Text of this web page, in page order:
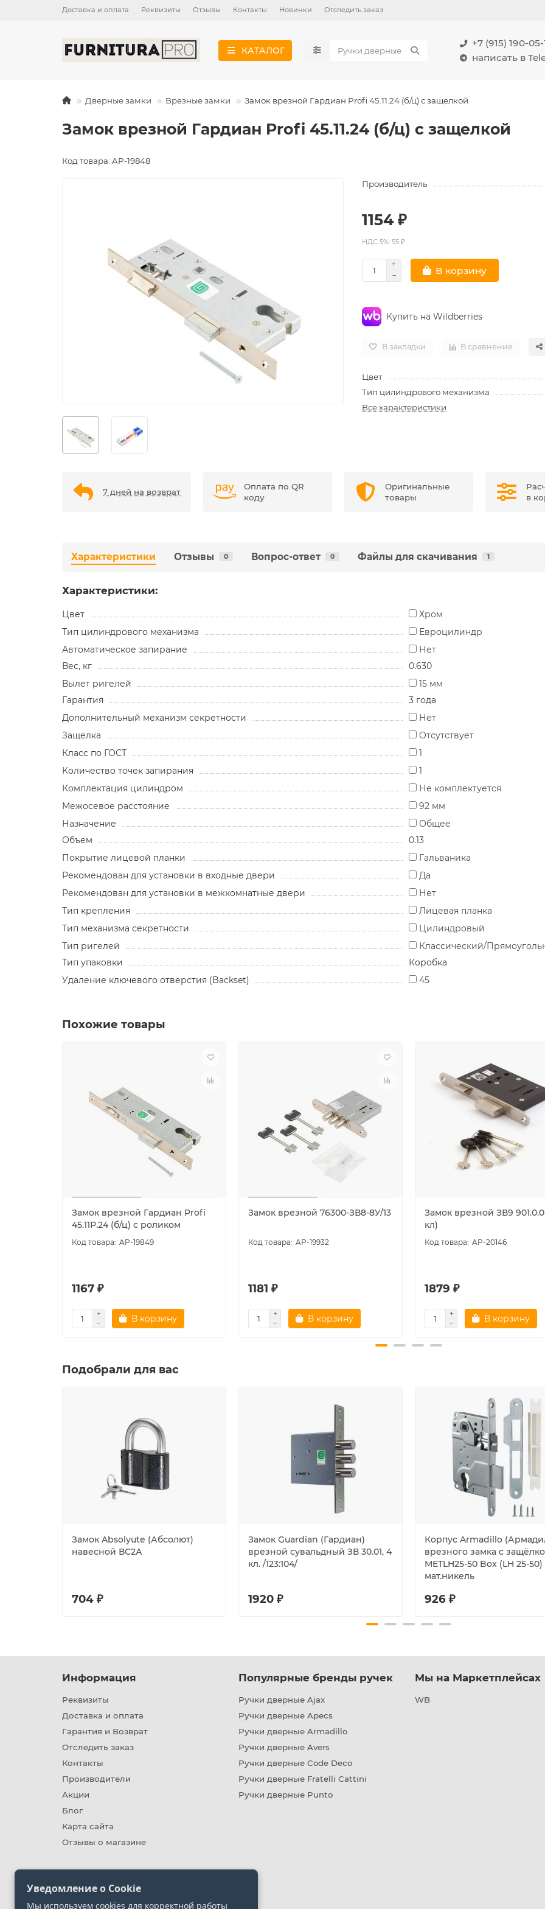
Доставка и оплата Реквизиты Отзывы Контакты Новинки Отследить заказ
КАТАЛОГ
+7 (915) 190-05-
написать в
Дверные замки Врезные замки Замок врезной Гардиан Profi 45.11.24 (б/ц) с защелкой
Замок врезной Гардиан Profi 45.11.24 (б/ц) с защелкой
Код товара: AP-19848
Производитель
1154 ₽
НДС 5%: 55 ₽
В корзину
Купить на Wildberries
В закладки В сравнение
Цвет
Тип цилиндрового механизма
Все характеристики
7 дней на возврат
Оплата по QR
коду
Оригинальные
товары
в
Характеристики Отзывы 0 Вопрос-ответ 0 Файлы для скачивания 1
Характеристики:
Цвет
Хром
Тип цилиндрового механизма
Евроцилиндр
Автоматическое запирание
Нет
Вес, кг
0.630
Вылет ригелей
15 мм
Гарантия
3 года
Дополнительный механизм секретности
Нет
Защелка
Отсутствует
Класс по ГОСТ
1
Количество точек запирания
1
Комплектация цилиндром
Не комплектуется
Межосевое расстояние
92 мм
Назначение
Общее
Объем
0.13
Покрытие лицевой планки
Гальваника
Рекомендован для установки в входные двери
Да
Рекомендован для установки в межкомнатные двери
Нет
Тип крепления
Лицевая планка
Тип механизма секретности
Цилиндровый
Тип ригелей
Классический/
Тип упаковки
Коробка
Удаление ключевого отверстия (Backset)
45
Похожие товары
Замок врезной Гардиан Profi
45.11Р.24 (б/ц) с роликом
AP-19849
1167 ₽
В корзину
Замок врезной 76300-ЗВ8-8У/13
AP-19932
1181 ₽
В корзину
Замок врезной ЗВ9
кл)
AP-20146
1879 ₽
В корзину
Подобрали для вас
Замок Absolyute (Абсолют)
навесной ВС2А
704 ₽
Замок Guardian (Гардиан)
врезной сувальдный ЗВ 30.01, 4
кл. /123:104/
1920 ₽
Корпус Armadillo
врезного замка c
METLH25-50 Box (LH 25-50)
мат.никель
926 ₽
Информация
Реквизиты
Доставка и оплата
Гарантия и Возврат
Отследить заказ
Контакты
Производители
Акции
Блог
Карта сайта
Отзывы о магазине
Популярные бренды ручек
Ручки дверные Ajax
Ручки дверные Apecs
Ручки дверные Armadillo
Ручки дверные Avers
Ручки дверные Code Deco
Ручки дверные Fratelli Cattini
Ручки дверные Punto
Мы на Маркетплейсах
WB
Уведомление о Cookie
Мы используем cookies для корректной работы